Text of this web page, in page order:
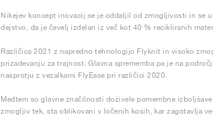
Nikejev koncept inovacij se je oddaljil od zmogljivosti in se
dejstvo, da je čevelj izdelan iz več kot 40 % recikliranih
Različica 2021 z napredno tehnologijo Flyknit in visoko
prizadevanju za trajnost. Glavna sprememba pa je na
nasprotju z vezalkami FlyEase pri različici 2020.
Medtem so glavne značilnosti doživele pomembne
zmogljiv tek, sta oblikovani v ločenih kosih, kar zagotavlja